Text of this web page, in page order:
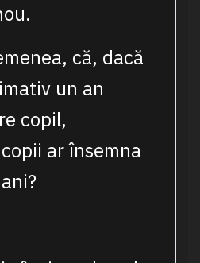
că, dacă
un an
copil,
ar însemna